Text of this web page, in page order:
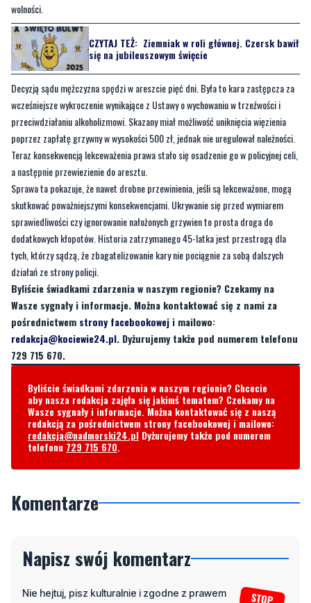
wolności.
CZYTAJ TEŻ: Ziemniak w roli głównej. Czersk bawił
się na jubileuszowym święcie
Decyzją sądu mężczyzna spędzi w areszcie pięć dni. Była to kara zastępcza za
wcześniejsze wykroczenie wynikające z Ustawy o wychowaniu w trzeźwości i
przeciwdziałaniu alkoholizmowi. Skazany miał możliwość uniknięcia więzienia
poprzez zapłatę grzywny w wysokości 500 zł, jednak nie uregulował należności.
Teraz konsekwencją lekceważenia prawa stało się osadzenie go w policyjnej celi,
a następnie przewiezienie do aresztu.
Sprawa ta pokazuje, że nawet drobne przewinienia, jeśli są lekceważone, mogą
skutkować poważniejszymi konsekwencjami. Ukrywanie się przed wymiarem
sprawiedliwości czy ignorowanie nałożonych grzywien to prosta droga do
dodatkowych kłopotów. Historia zatrzymanego 45-latka jest przestrogą dla
tych, którzy sądzą, że zbagatelizowanie kary nie pociągnie za sobą dalszych
działań ze strony policji.
Byliście świadkami zdarzenia w naszym regionie? Czekamy na
Wasze sygnały i informacje. Można kontaktować się z nami za
pośrednictwem strony facebookowej i mailowo:
redakcja@kociewie24.pl. Dyżurujemy także pod numerem telefonu
729 715 670.
Byliście świadkami zdarzenia w naszym regionie? Chcecie
aby nasza redakcja zajęła się jakimś tematem? Czekamy na
Wasze sygnały i informacje. Można kontaktować się z naszą
redakcją za pośrednictwem strony facebookowej i mailowo:
redakcja@nadmorski24.pl Dyżurujemy także pod numerem
telefonu 729 715 670.
Komentarze
Napisz swój komentarz
Nie hejtuj, pisz kulturalnie i zgodne z prawem